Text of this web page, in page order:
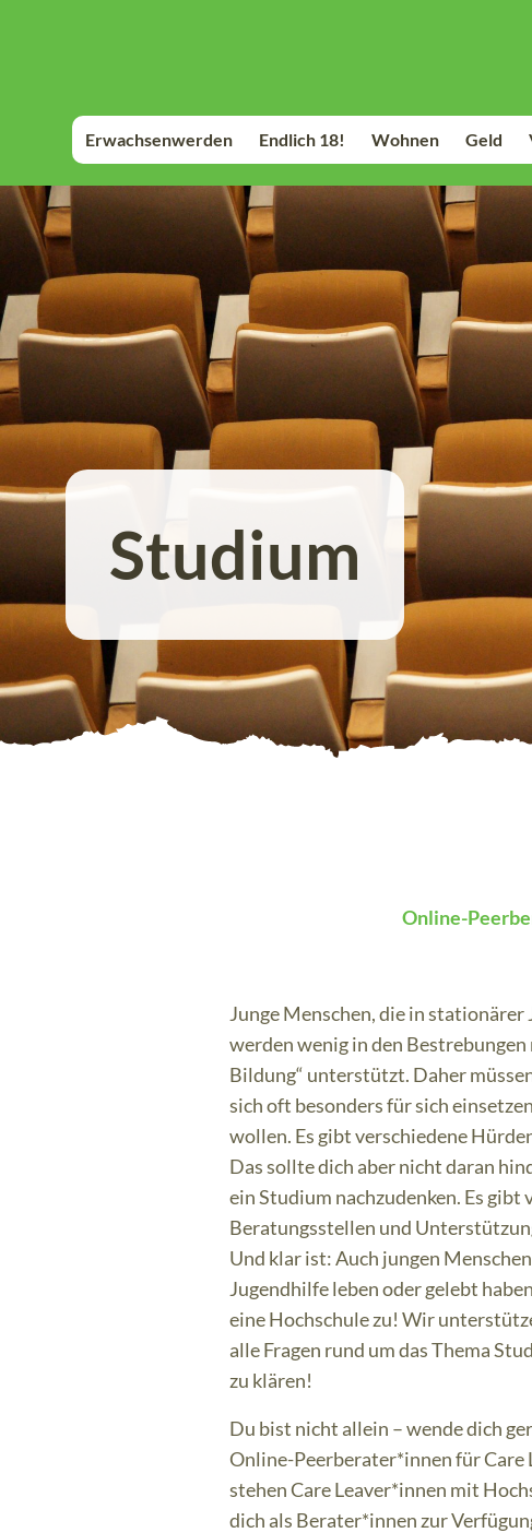
Erwachsenwerden Endlich 18! Wohnen Geld
Studium
Online-
Junge Menschen, die in stationärer
werden wenig in den Bestrebungen
Bildung“ unterstützt. Daher
sich oft besonders für sich
wollen. Es gibt verschiedene
Das sollte dich aber nicht daran
ein Studium nachzudenken. Es gibt
Beratungsstellen und
Und klar ist: Auch jungen
Jugendhilfe leben oder gelebt
eine Hochschule zu! Wir
alle Fragen rund um das Thema
zu klären!
Du bist nicht allein – wende dich
Online-Peerberater*innen für Care
stehen Care Leaver*innen mit
dich als Berater*innen zur